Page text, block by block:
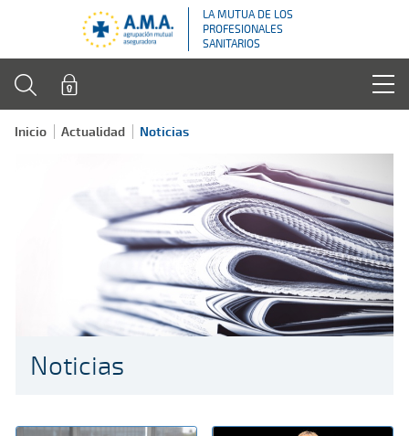
LA MUTUA DE LOS
PROFESIONALES
SANITARIOS
Inicio Actualidad Noticias
Noticias